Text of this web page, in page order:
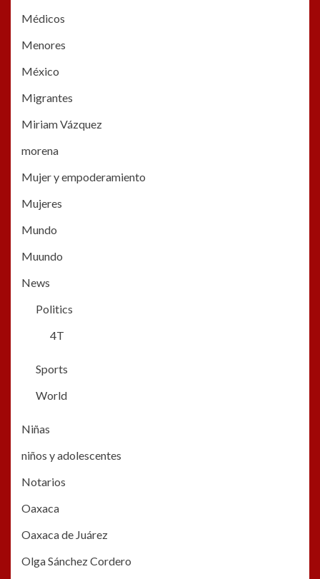
Médicos
Menores
México
Migrantes
Miriam Vázquez
morena
Mujer y empoderamiento
Mujeres
Mundo
Muundo
News
Politics
4T
Sports
World
Niñas
niños y adolescentes
Notarios
Oaxaca
Oaxaca de Juárez
Olga Sánchez Cordero